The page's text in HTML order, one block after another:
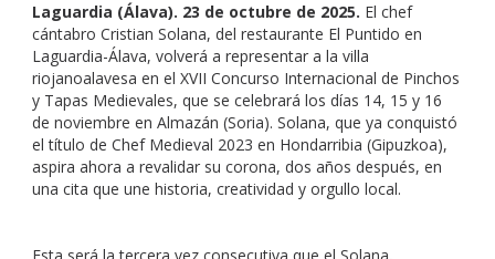
Laguardia (Álava). 23 de octubre de 2025. El chef
cántabro Cristian Solana, del restaurante El Puntido en
Laguardia-Álava, volverá a representar a la villa
riojanoalavesa en el XVII Concurso Internacional de Pinchos
y Tapas Medievales, que se celebrará los días 14, 15 y 16
de noviembre en Almazán (Soria). Solana, que ya conquistó
el título de Chef Medieval 2023 en Hondarribia (Gipuzkoa),
aspira ahora a revalidar su corona, dos años después, en
una cita que une historia, creatividad y orgullo local.